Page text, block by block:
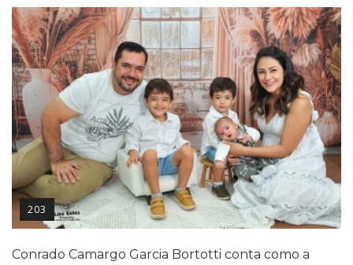
203
Conrado Camargo Garcia Bortotti conta como a